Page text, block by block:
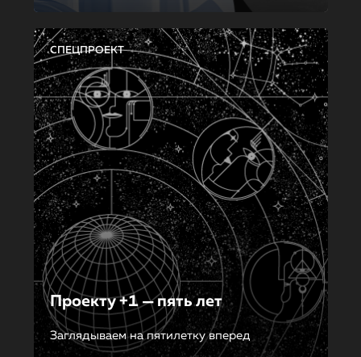
СПЕЦПРОЕКТ
Проекту +1 — пять лет
Заглядываем на пятилетку вперед